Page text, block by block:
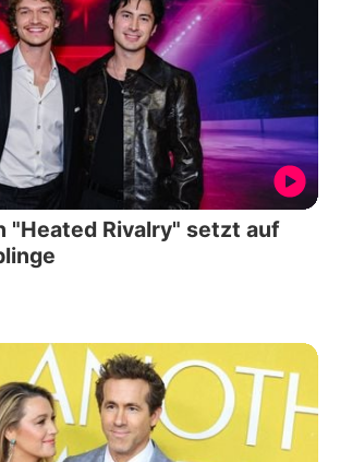
"Heated Rivalry" setzt auf